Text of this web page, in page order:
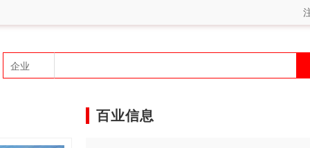
百业信息